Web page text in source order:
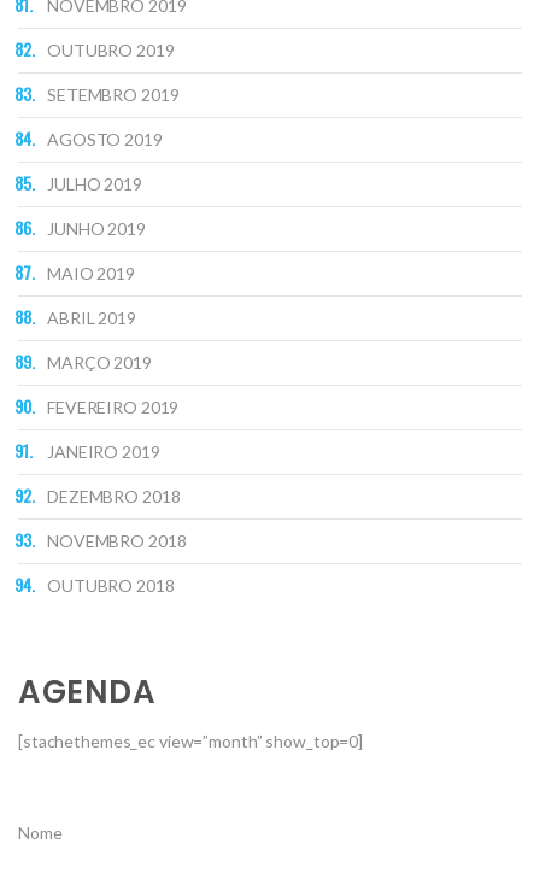
NOVEMBRO 2019
OUTUBRO 2019
SETEMBRO 2019
AGOSTO 2019
JULHO 2019
JUNHO 2019
MAIO 2019
ABRIL 2019
MARÇO 2019
FEVEREIRO 2019
JANEIRO 2019
DEZEMBRO 2018
NOVEMBRO 2018
OUTUBRO 2018
AGENDA
[stachethemes_ec view=”month” show_top=0]
Nome